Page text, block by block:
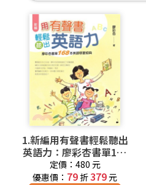
1.新編用有聲書輕鬆聽出
英語力：廖彩杏書單168
本英語啟蒙經典
定價：480 元
優惠價： 79 折379元